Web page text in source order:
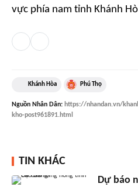
vực phía nam tỉnh Khánh
Khánh Hòa Phú Thọ
Nguồn Nhân Dân: https://nhandan.vn/
kho-post961891.html
TIN KHÁC
Dự báo